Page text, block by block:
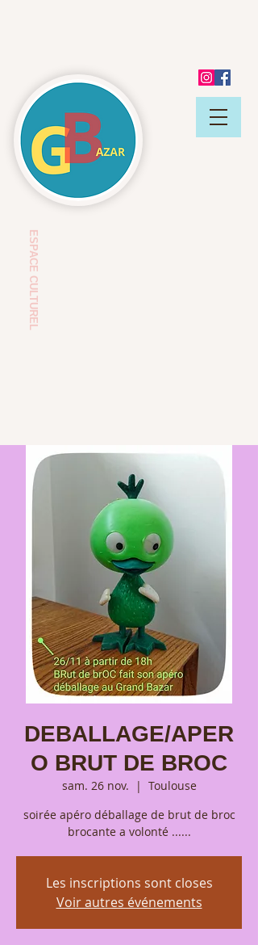
ESP
ACE CULTUREL
DEBALLAGE/APER
O BRUT DE BROC
sam. 26 nov.
  |
Toulouse
soirée apéro déballage de brut de broc
brocante a volonté ......
Les inscriptions sont closes
Voir autres événements